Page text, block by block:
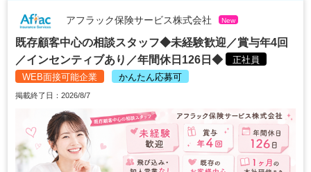
アフラック保険サービス株式会社 New
既存顧客中心の相談スタッフ◆未経験歓迎／賞与年4回
／インセンティブあり／年間休日126日◆
正社員
WEB面接可能企業
かんたん応募可
掲載終了日：2026/8/7